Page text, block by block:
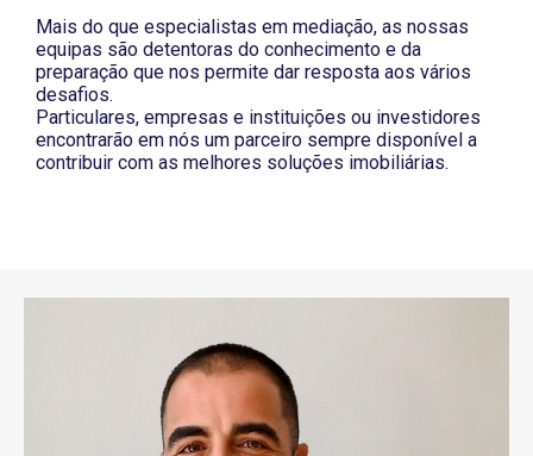
Mais do que especialistas em mediação, as nossas
equipas são detentoras do conhecimento e da
preparação que nos permite dar resposta aos vários
desafios.
Particulares, empresas e instituições ou investidores
encontrarão em nós um parceiro sempre disponível a
contribuir com as melhores soluções imobiliárias.